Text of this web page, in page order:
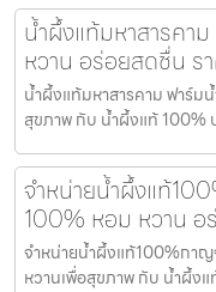
น้ำผึ้งแท้มหาสารคา
หวาน อร่อยสดชื่น ร
น้ำผึ้งแท้มหาสารคาม ฟาร์ม
สุขภาพ กับ น้ำผึ้งแท้ 100%
จำหน่ายน้ำผึ้งแท้
100% หอม หวาน
จำหน่ายน้ำผึ้งแท้100%กา
หวานเพื่อสุขภาพ กับ น้ำผึ้ง